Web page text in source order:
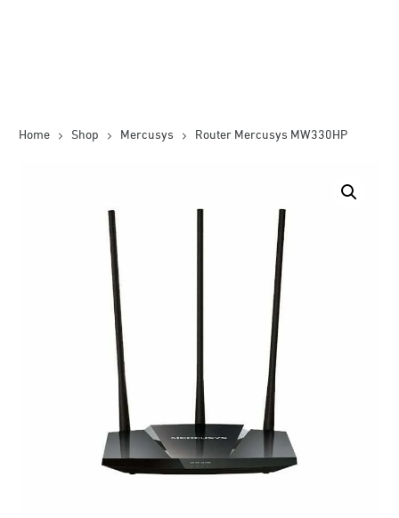
Home Shop Mercusys Router Mercusys MW330HP